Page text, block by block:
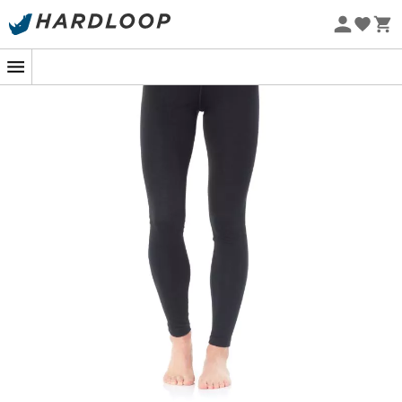
-5% Extra - Kode Summer5